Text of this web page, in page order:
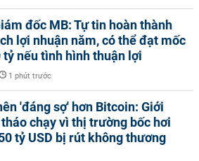
đốc MB: Tự tin hoàn thành
lợi nhuận năm, có thể đạt mốc
tỷ nếu tình hình thuận lợi
1 phút trước
'đáng sợ' hơn Bitcoin: Giới
chạy vì thị trường bốc hơi
tỷ USD bị rút không thương